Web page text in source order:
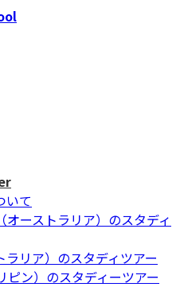
いて
オーストラリア）のスタディ
ラリア）のスタディツアー
ピン）のスタディーツアー